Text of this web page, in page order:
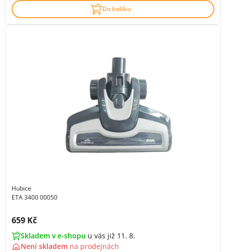
Do košíku
Hubice
ETA 3400 00050
Cena s DPH:
659 Kč
Skladem v e-shopu u vás již 11. 8.
Není skladem na prodejnách